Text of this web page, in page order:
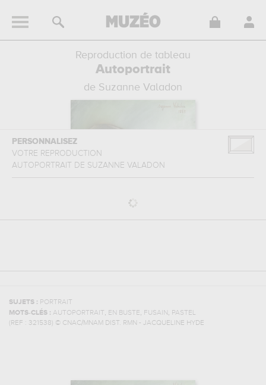
Reproduction de tableau
Autoportrait
de Suzanne Valadon
PERSONNALISEZ
VOTRE REPRODUCTION
AUTOPORTRAIT
DE SUZANNE VALADON
SUJETS : PORTRAIT
MOTS-CLÉS : AUTOPORTRAIT, EN BUSTE, FUSAIN , PASTEL
(REF : 321538) © CNAC/MNAM DIST. RMN - JACQUELINE HYDE